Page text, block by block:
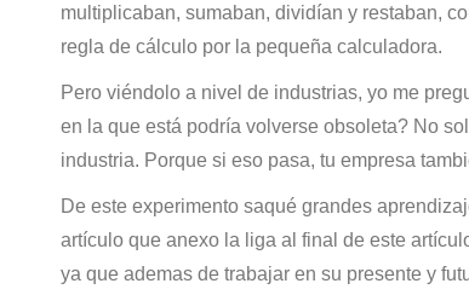
multiplicaban, sumaban, dividían y restaban,
regla de cálculo por la pequeña calculadora.
Pero viéndolo a nivel de industrias, yo me
en la que está podría volverse obsoleta? No
industria. Porque si eso pasa, tu empresa
De este experimento saqué grandes
artículo que anexo la liga al final de este
ya que ademas de trabajar en su presente y